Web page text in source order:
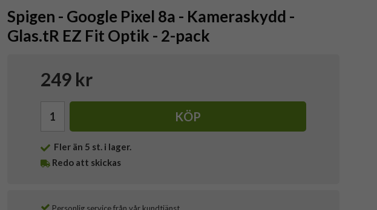
Spigen - Google Pixel 8a - Kameraskydd -
Glas.tR EZ Fit Optik - 2-pack
249 kr
KÖP
Fler än 5 st. i lager.
Redo att skickas